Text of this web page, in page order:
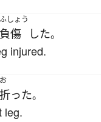
ふしょう
負傷 した。
injured.
お
折った。
leg.